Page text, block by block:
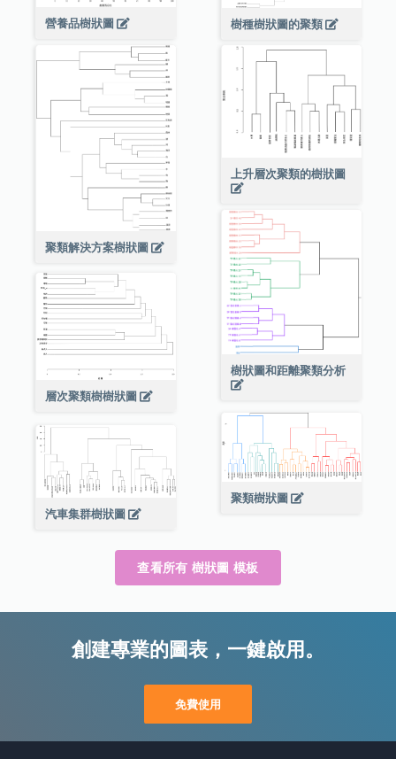
營養品樹狀圖 樹種樹狀圖的聚類
聚類解決方案樹狀圖
上升層次聚類的樹狀圖
樹狀圖和距離聚類分析
層次聚類樹樹狀圖
聚類樹狀圖
汽車集群樹狀圖
查看所有 樹狀圖 模板
創建專業的圖表，一鍵啟用。
免費使用